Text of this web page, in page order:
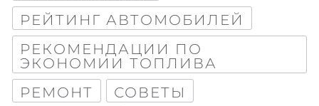
РЕЙТИНГ АВТОМОБИЛЕЙ
РЕКОМЕНДАЦИИ ПО
ЭКОНОМИИ ТОПЛИВА
РЕМОНТ
СОВЕТЫ